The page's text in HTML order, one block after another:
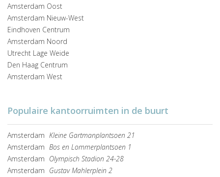
Amsterdam Oost
Amsterdam Nieuw-West
Eindhoven Centrum
Amsterdam Noord
Utrecht Lage Weide
Den Haag Centrum
Amsterdam West
Populaire kantoorruimten in de buurt
Amsterdam Kleine Gartmanplantsoen 21
Amsterdam Bos en Lommerplantsoen 1
Amsterdam Olympisch Stadion 24-28
Amsterdam Gustav Mahlerplein 2